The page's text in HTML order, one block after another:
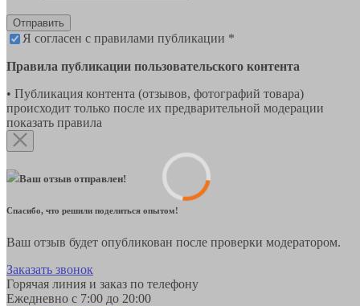
Отправить
Я согласен с правилами публикации *
Правила публикации пользовательского контента
• Публикация контента (отзывов, фотографий товара)
происходит только после их предварительной модерации
показать правила
Ваш отзыв отправлен!
Спасибо, что решили поделиться опытом!
Ваш отзыв будет опубликован после проверки модератором.
Заказать звонок
Горячая линия и заказ по телефону
Ежедневно с 7:00 до 20:00